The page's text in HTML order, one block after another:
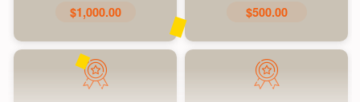
$500.00
$1,000.00